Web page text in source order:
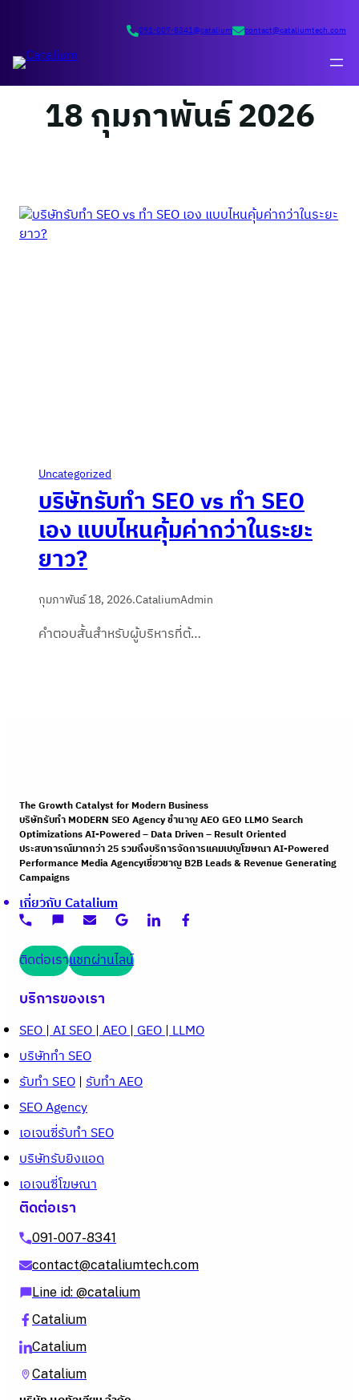
ยัง
เนื้อหา
091-007-8341@catalium contact@cataliumtech.com
18 กุมภาพันธ์ 2026
Uncategorized
บริษัทรับทำ SEO vs ทำ SEO
เอง แบบไหนคุ้มค่ากว่าในระยะ
ยาว?
กุมภาพันธ์ 18, 2026.CataliumAdmin
คำตอบสั้นสำหรับผู้บริหารที่ต้…
The Growth Catalyst for Modern Business
บริษัทรับทำ MODERN SEO Agency ชำนาญ AEO GEO LLMO Search
Optimizations AI-Powered – Data Driven – Result Oriented
ประสบการณ์มากกว่า 25 รวมถึงบริการจัดการแคมเปญโฆษณา AI-Powered
Performance Media Agencyเชี่ยวชาญ B2B Leads & Revenue Generating
Campaigns
เกี่ยวกับ Catalium
ติดต่อเราแชทผ่านไลน์
บริการของเรา
SEO|AI SEO|AEO|GEO|LLMO
บริษัททำ SEO
รับทำ SEO | รับทำ AEO
SEO Agency
เอเจนซี่รับทำ SEO
บริษัทรับยิงแอด
เอเจนซี่โฆษณา
ติดต่อเรา
091-007-8341
contact@cataliumtech.com
Line id: @catalium
Catalium
Catalium
Catalium